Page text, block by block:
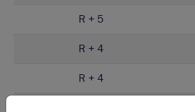
R + 5
R + 4
R + 4